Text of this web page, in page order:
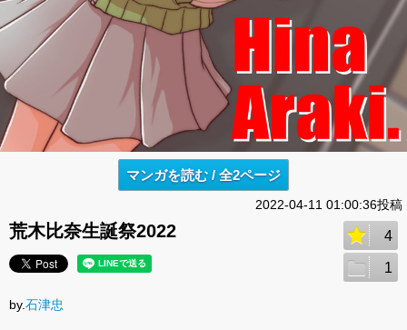
マンガを読む / 全2ページ
2022-04-11 01:00:36投稿
荒木比奈生誕祭2022 4
1
by.石津忠